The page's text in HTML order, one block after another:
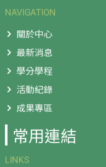
NAVIGATION
關於中心
最新消息
學分學程
活動紀錄
成果專區
常用連結
LINKS